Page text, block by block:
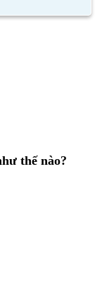
thế nào?